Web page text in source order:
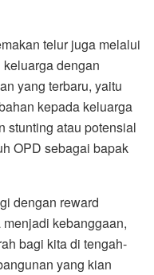
telur juga melalui
dengan
yang terbaru, yaitu
kepada keluarga
stunting atau potensial
OPD sebagai bapak
dengan reward
kebanggaan,
bagi kita di tengah-
yang kian